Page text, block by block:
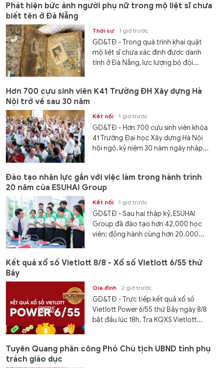
Phát hiện bức ảnh người phụ nữ trong mộ liệt sĩ chưa
biết tên ở Đà Nẵng
Thời sự 1 giờ trước
GD&TĐ - Trong quá trình khai quật
mộ liệt sĩ chưa xác định được danh
tính ở Đà Nẵng, lực lượng bộ đội...
Hơn 700 cựu sinh viên K41 Trường ĐH Xây dựng Hà
Nội trở về sau 30 năm
Kết nối 1 giờ trước
GD&TĐ - Hơn 700 cựu sinh viên khóa
41 Trường Đại học Xây dựng Hà Nội
hội ngộ, kỷ niệm 30 năm ngày nhập...
Đào tạo nhân lực gắn với việc làm trong hành trình
20 năm của ESUHAI Group
Kết nối 1 giờ trước
GD&TĐ - Sau hai thập kỷ, ESUHAI
Group đã đào tạo hơn 42.000 học
viên; đồng hành cùng hơn 20.000...
Kết quả xổ số Vietlott 8/8 - Xổ số Vietlott 6/55 thứ
Bảy
Gia đình 2 giờ trước
GD&TĐ - Trực tiếp kết quả xổ số
Vietlott Power 6/55 thứ Bảy ngày 8/8
bắt đầu lúc 18h. Tra KQXS Vietlott...
Tuyên Quang phân công Phó Chủ tịch UBND tỉnh phụ
trách giáo dục